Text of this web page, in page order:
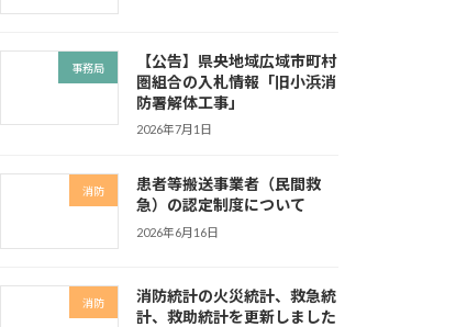
事務局
【公告】県央地域広域市町村
圏組合の入札情報「旧小浜消
防署解体工事」
2026年7月1日
消防
患者等搬送事業者（民間救
急）の認定制度について
2026年6月16日
消防
消防統計の火災統計、救急統
計、救助統計を更新しました